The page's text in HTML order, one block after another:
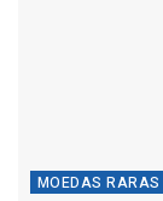
MOEDAS RARAS